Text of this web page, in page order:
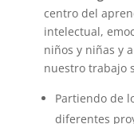
centro del
intelectual,
niños y niñas y
nuestro trabajo
Partiendo de
diferentes